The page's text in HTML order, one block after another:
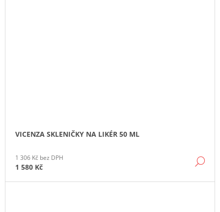
VICENZA SKLENIČKY NA LIKÉR 50 ML
1 306 Kč bez DPH
1 580 Kč